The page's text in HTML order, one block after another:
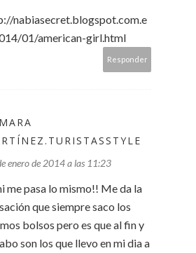
nabiasecret.blogspot.com.e
01/american-girl.html
Responder
enero de 2014 a las 11:23
me pasa lo mismo!! Me da la
que siempre saco los
bolsos pero es que al fin y
son los que llevo en mi dia a